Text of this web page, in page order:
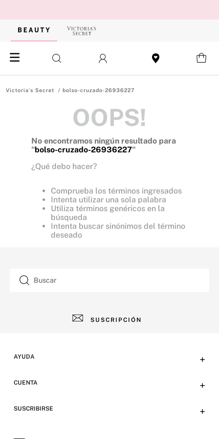
bolso-cruzado-26936227
OOPS!
No encontramos ningún resultado para
"bolso-cruzado-26936227"
¿Qué debo hacer?
Comprueba los términos ingresados
Intenta utilizar una sola palabra
Utiliza términos genéricos en la
búsqueda
Intenta buscar sinónimos del término
deseado
Buscar
SUSCRIPCIÓN
AYUDA +
Preguntas frecuentes
CUENTA +
SUSCRIBIRSE +